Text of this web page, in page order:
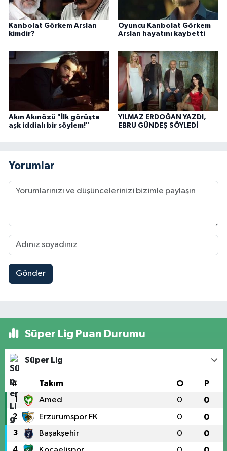
Kanbolat Görkem Arslan
kimdir?
Oyuncu Kanbolat Görkem
Arslan hayatını kaybetti
Akın Akınözü "İlk görüşte
aşk iddialı bir söylem!"
YILMAZ ERDOĞAN YAZDI,
EBRU GÜNDEŞ SÖYLEDİ
Yorumlar
Gönder
Süper Lig Puan Durumu
Süper Lig
# Takım O P
1 Amed 0 0
2 Erzurumspor FK 0 0
3 Başakşehir 0 0